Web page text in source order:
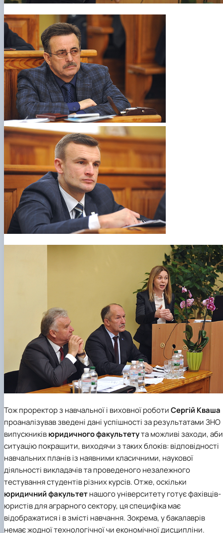
Тож проректор з навчальної і виховної роботиСергій Кваша
проаналізував зведені дані успішності за результатами ЗНО
випускниківюридичного факультетута можливі заходи, аби
ситуацію покращити, виходячи з таких блоків: відповідності
навчальних планів із наявними класичними, наукової
діяльності викладачів та проведеного незалежного
тестування студентів різних курсів. Отже, оскільки
юридичний факультетнашого університету готує фахівців-
юристів для аграрного сектору, ця специфіка має
відображатися і в змісті навчання. Зокрема, у бакалаврів
немає жодної технологічної чи економічної дисципліни.